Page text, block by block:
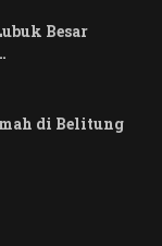
Besar
di Belitung